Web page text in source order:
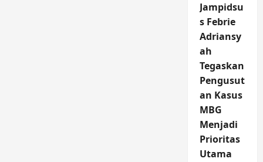
Jampidsu
s Febrie
Adriansy
ah
Tegaskan
Pengusut
an Kasus
MBG
Menjadi
Prioritas
Utama